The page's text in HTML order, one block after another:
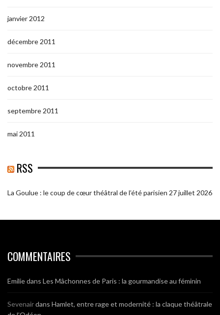
janvier 2012
décembre 2011
novembre 2011
octobre 2011
septembre 2011
mai 2011
RSS
La Goulue : le coup de cœur théâtral de l’été parisien 27 juillet 2026
COMMENTAIRES
Emiliedans Les Mâchonnes de Paris : la gourmandise au féminin
Sevenairdans Hamlet, entre rage et modernité : la claque théâtrale